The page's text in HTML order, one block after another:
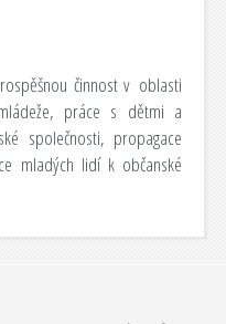
činnost v oblasti
práce s dětmi a
společnosti, propagace
mladých lidí k občanské